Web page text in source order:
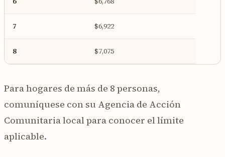
7 $6,922
8 $7,075
Para hogares de más de 8 personas,
comuníquese con su Agencia de Acción
Comunitaria local para conocer el límite
aplicable.